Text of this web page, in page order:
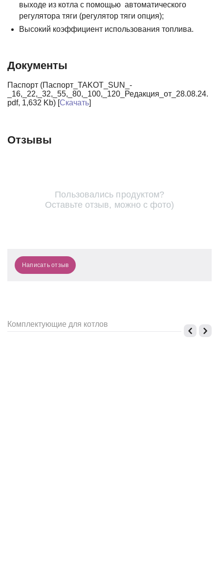
выходе из котла с помощью автоматического
регулятора тяги (регулятор тяги опция);
Высокий коэффициент использования топлива.
Документы
Паспорт (Паспорт_TAKOT_SUN_-
_16,_22,_32,_55,_80,_100,_120_Редакция_от_28.08.24.
pdf, 1,632 Kb) [Скачать]
Отзывы
Пользовались продуктом?
Оставьте отзыв, можно с фото)
Написать отзыв
Комплектующие для котлов